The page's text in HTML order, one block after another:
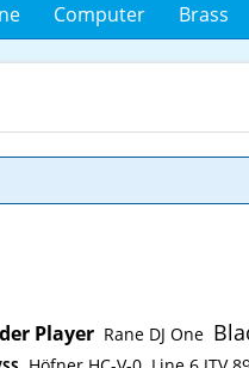
Computer Brass
Player Rane DJ One